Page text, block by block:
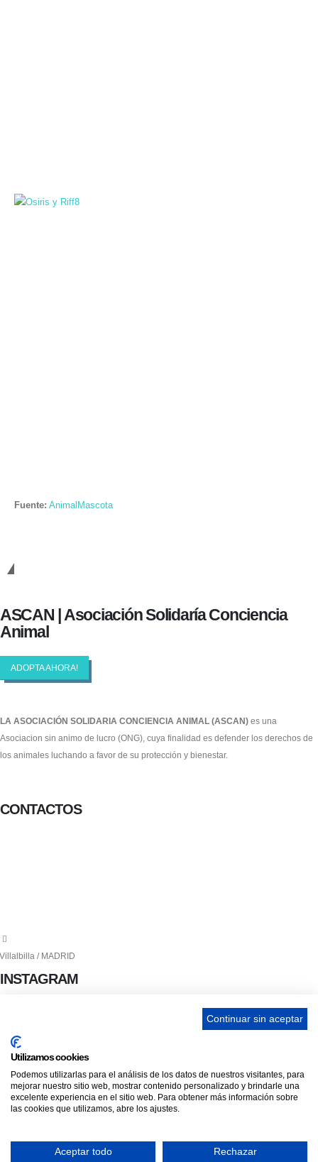
Fuente: AnimalMascota
ASCAN | Asociación Solidaría Conciencia
Animal
ADOPTA AHORA!
LA ASOCIACIÓN SOLIDARIA CONCIENCIA ANIMAL (ASCAN) es una
Asociacion sin animo de lucro (ONG), cuya finalidad es defender los derechos de
los animales luchando a favor de su protección y bienestar.
CONTACTOS
Villalbilla / MADRID
INSTAGRAM
ENLACES
Contacta
Adopta un perro
Aviso Legal
Continuar sin aceptar
Utilizamos cookies
Podemos utilizarlas para el análisis de los datos de nuestros visitantes, para
mejorar nuestro sitio web, mostrar contenido personalizado y brindarle una
excelente experiencia en el sitio web. Para obtener más información sobre
las cookies que utilizamos, abre los ajustes.
Aceptar todo Rechazar